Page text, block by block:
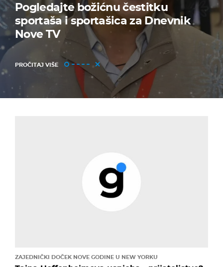
Pogledajte božićnu čestitku
sportaša i sportašica za Dnevnik
Nove TV
PROČITAJ VIŠE
ZAJEDNIČKI DOČEK NOVE GODINE U NEW YORKU